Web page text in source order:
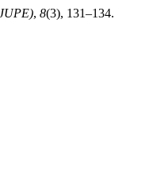
, 8(3), 131–134.